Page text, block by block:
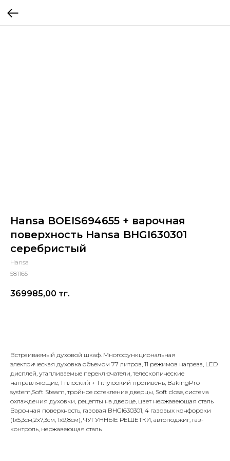
Hansa BOEIS694655 + варочная
поверхность Hansa BHGI630301
серебристый
Hansa
581165
369985,00 тг.
Встраиваемый духовой шкаф. Многофункциональная
электрическая духовка объемом 77 литров, 11 режимов нагрева, LED
дисплей, утапливаемые переключатели, телескопические
направляющие, 1 плоский + 1 глуюокий противень, BakingPro
system,Soft Steam, тройное остекление дверцы, Soft close, система
охлаждения духовки, рецепты на дверце, цвет нержавеющая сталь
Варочная поверхность, газовая BHGI630301, 4 газовых конфороки
(1х5,3см,2х7,3cм, 1х9,8см), ЧУГУННЫЕ РЕШЕТКИ, автоподжиг, газ-
контроль, нержавеющая сталь